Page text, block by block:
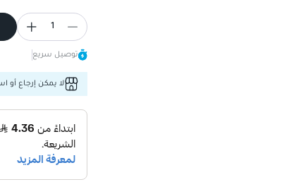
1
توصيل سريع
لا يمكن إرجاع أو